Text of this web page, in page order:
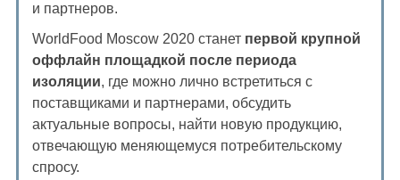
и партнеров.
WorldFood Moscow 2020 станет первой крупной
оффлайн площадкой после периода
изоляции, где можно лично встретиться с
поставщиками и партнерами, обсудить
актуальные вопросы, найти новую продукцию,
отвечающую меняющемуся потребительскому
спросу.